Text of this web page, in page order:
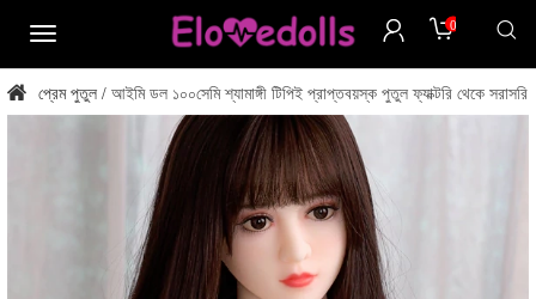
মেনু
0
প্রেম পুতুল / আইমি ডল ১০০সেমি শ্যামাঙ্গী টিপিই প্রাপ্তবয়স্ক পুতুল ফ্যাক্টরি থেকে সরাসরি